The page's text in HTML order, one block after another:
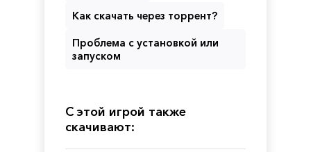
Как скачать через торрент?
Проблема с установкой или
запуском
С этой игрой также
скачивают: